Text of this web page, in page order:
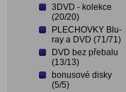
3DVD - kolekce
(20/20)
PLECHOVKY Blu-
ray a DVD (71/71)
DVD bez přebalu
(13/13)
bonusové disky
(5/5)